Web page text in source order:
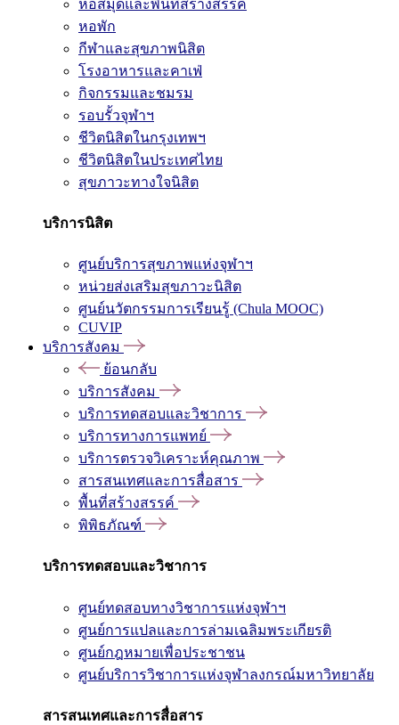
หอสมุดและพื้นที่สร้างสรรค์
หอพัก
กีฬาและสุขภาพนิสิต
โรงอาหารและคาเฟ่
กิจกรรมและชมรม
รอบรั้วจุฬาฯ
ชีวิตนิสิตในกรุงเทพฯ
ชีวิตนิสิตในประเทศไทย
สุขภาวะทางใจนิสิต
บริการนิสิต
ศูนย์บริการสุขภาพแห่งจุฬาฯ
หน่วยส่งเสริมสุขภาวะนิสิต
ศูนย์นวัตกรรมการเรียนรู้ (Chula MOOC)
CUVIP
บริการสังคม
ย้อนกลับ
บริการสังคม
บริการทดสอบและวิชาการ
บริการทางการแพทย์
บริการตรวจวิเคราะห์คุณภาพ
สารสนเทศและการสื่อสาร
พื้นที่สร้างสรรค์
พิพิธภัณฑ์
บริการทดสอบและวิชาการ
ศูนย์ทดสอบทางวิชาการแห่งจุฬาฯ
ศูนย์การแปลและการล่ามเฉลิมพระเกียรติ
ศูนย์กฎหมายเพื่อประชาชน
ศูนย์บริการวิชาการแห่งจุฬาลงกรณ์มหาวิทยาลัย
สารสนเทศและการสื่อสาร